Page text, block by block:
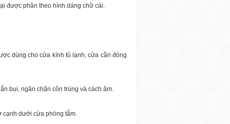
được phân theo hình dáng chữ cái.
dùng cho cửa kính tủ lạnh, cửa cần đóng
bụi, ngăn chặn côn trùng và cách âm.
cạnh dưới cửa phòng tắm.